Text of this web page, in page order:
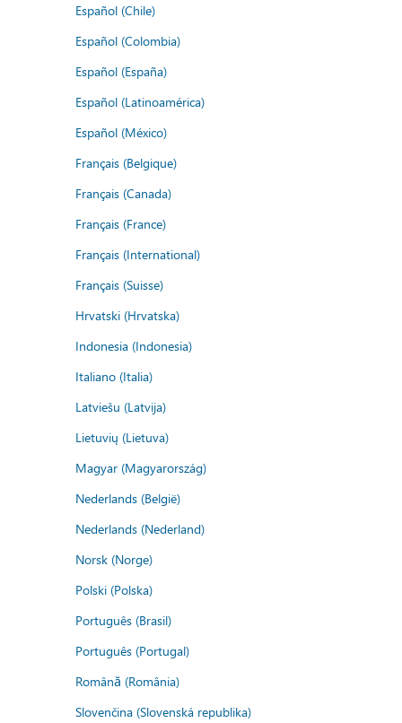
Español (Chile)
Español (Colombia)
Español (España)
Español (Latinoamérica)
Español (México)
Français (Belgique)
Français (Canada)
Français (France)
Français (International)
Français (Suisse)
Hrvatski (Hrvatska)
Indonesia (Indonesia)
Italiano (Italia)
Latviešu (Latvija)
Lietuvių (Lietuva)
Magyar (Magyarország)
Nederlands (België)
Nederlands (Nederland)
Norsk (Norge)
Polski (Polska)
Português (Brasil)
Português (Portugal)
Română (România)
Slovenčina (Slovenská republika)